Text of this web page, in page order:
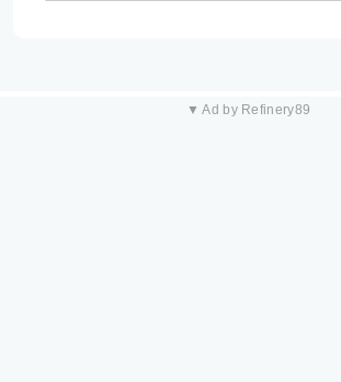
▼ Ad by Refinery89